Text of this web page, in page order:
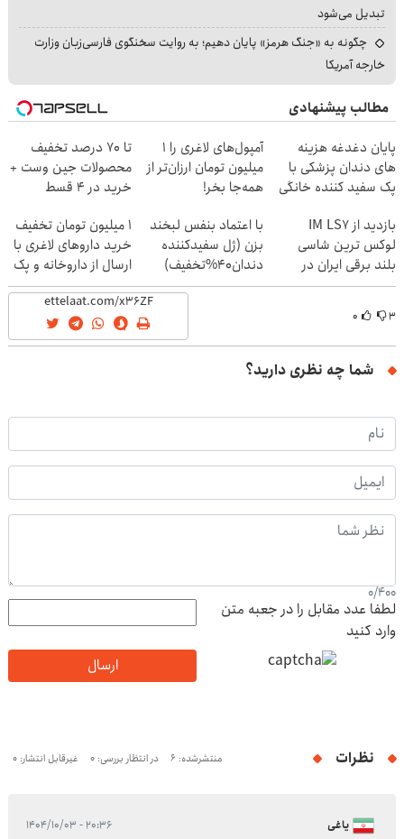
تبدیل می‌شود
چگونه به «جنگ هرمز» پایان دهیم؛ به روایت سخنگوی فارسی‌زبان وزارت
خارجه آمریکا
مطالب پیشنهادی
پایان دغدغه هزینه
های دندان پزشکی با
پک سفید کننده خانگی
آمپول‌های لاغری را ۱
میلیون تومان ارزان‌تر از
همه‌جا بخر!
تا 70 درصد تخفیف
محصولات جین وست +
خرید در 4 قسط
بازدید از IM LS7
لوکس ترین شاسی
بلند برقی ایران در
باشگاه انقلاب
با اعتماد بنفس لبخند
بزن (ژل سفیدکننده
دندان40%تخفیف)
1 میلیون تومان تخفیف
خرید داروهای لاغری با
ارسال از داروخانه و پک
یخ!
۳ ۰
شما چه نظری دارید؟
0/400
لطفا عدد مقابل را در جعبه متن
وارد کنید
ارسال
نظرات منتشرشده: 6 در انتظار بررسی: 0 غیرقابل انتشار: 0
یاغی ۲۰:۳۶ - ۱۴۰۴/۱۰/۰۳